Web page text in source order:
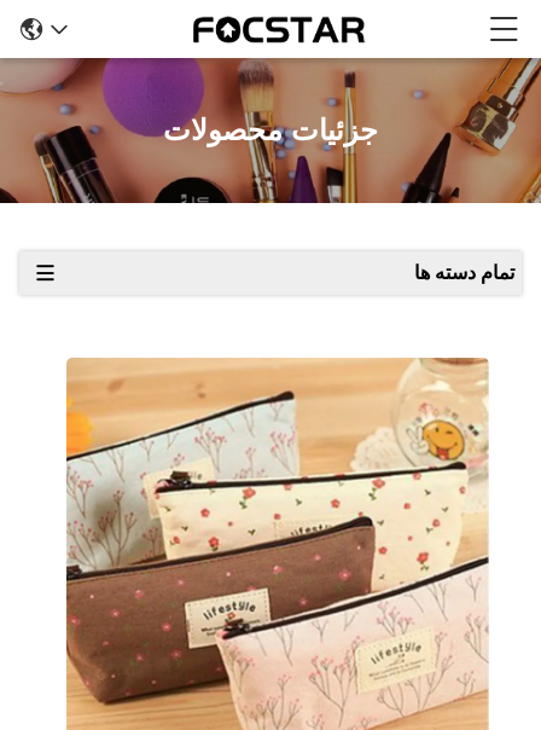
جزئیات محصولات
تمام دسته ها